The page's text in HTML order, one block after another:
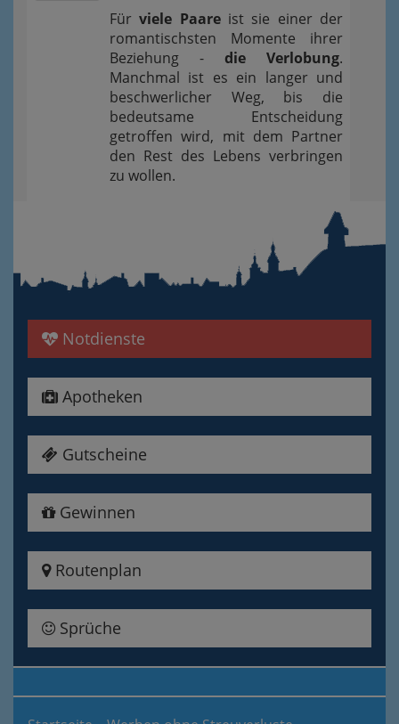
Fürviele Paareist sie einer der
romantischsten Momente ihrer
Beziehung - die Verlobung.
Manchmal ist es ein langer und
beschwerlicher Weg, bis die
bedeutsame Entscheidung
getroffen wird, mit dem Partner
den Rest des Lebens verbringen
zu wollen.
Notdienste
Apotheken
Gutscheine
Gewinnen
Routenplan
Sprüche